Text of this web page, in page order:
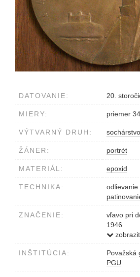
DATOVANIE: 20.
MIERY: priemer
VÝTVARNÝ DRUH: sochárstvo
ŽÁNER: portrét
MATERIÁL: epoxid
TECHNIKA:
odlievanie
ZNAČENIE:
vľavo pri
1946
po obvode
INŠTITÚCIA:
Považská
PGU